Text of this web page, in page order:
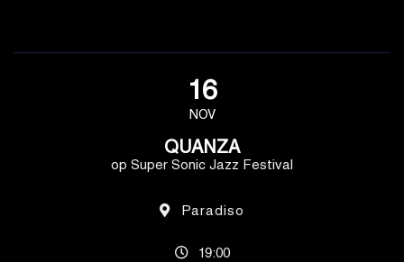
16
NOV
QUANZA
op Super Sonic Jazz Festival
Paradiso
19:00